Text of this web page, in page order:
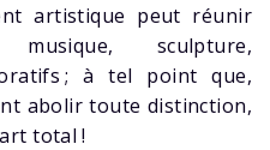
artistique peut réunir
sculpture,
; à tel point que,
abolir toute distinction,
total !